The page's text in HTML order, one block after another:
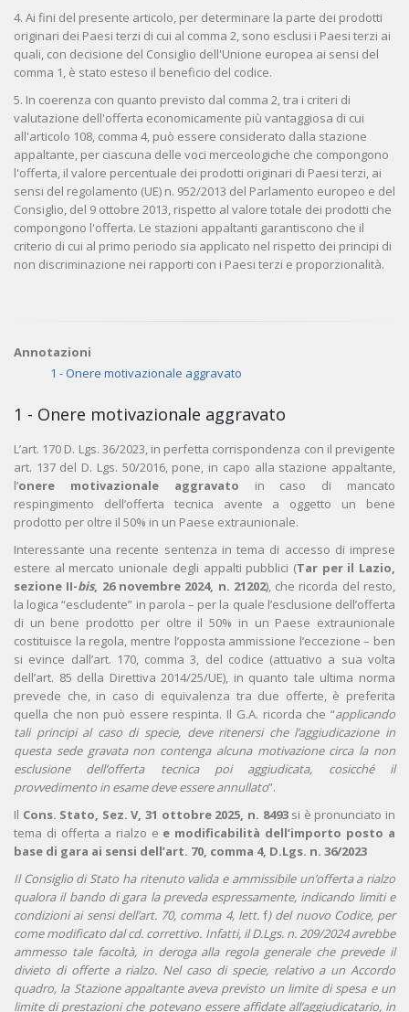
4. Ai fini del presente articolo, per determinare la parte dei prodotti
originari dei Paesi terzi di cui al comma 2, sono esclusi i Paesi terzi ai
quali, con decisione del Consiglio dell'Unione europea ai sensi del
comma 1, è stato esteso il beneficio del codice.
5. In coerenza con quanto previsto dal comma 2, tra i criteri di
valutazione dell'offerta economicamente più vantaggiosa di cui
all'articolo 108, comma 4, può essere considerato dalla stazione
appaltante, per ciascuna delle voci merceologiche che compongono
l'offerta, il valore percentuale dei prodotti originari di Paesi terzi, ai
sensi del regolamento (UE) n. 952/2013 del Parlamento europeo e del
Consiglio, del 9 ottobre 2013, rispetto al valore totale dei prodotti che
compongono l'offerta. Le stazioni appaltanti garantiscono che il
criterio di cui al primo periodo sia applicato nel rispetto dei principi di
non discriminazione nei rapporti con i Paesi terzi e proporzionalità.
Annotazioni
1 - Onere motivazionale aggravato
1 - Onere motivazionale aggravato
L’art. 170 D. Lgs. 36/2023, in perfetta corrispondenza con il previgente
art. 137 del D. Lgs. 50/2016, pone, in capo alla stazione appaltante,
l’onere motivazionale aggravato in caso di mancato
respingimento dell’offerta tecnica avente a oggetto un bene
prodotto per oltre il 50% in un Paese extraunionale.
Interessante una recente sentenza in tema di accesso di imprese
estere al mercato unionale degli appalti pubblici (Tar per il Lazio,
sezione II-bis, 26 novembre 2024, n. 21202), che ricorda del resto,
la logica “escludente” in parola – per la quale l’esclusione dell’offerta
di un bene prodotto per oltre il 50% in un Paese extraunionale
costituisce la regola, mentre l’opposta ammissione l’eccezione – ben
si evince dall’art. 170, comma 3, del codice (attuativo a sua volta
dell’art. 85 della Direttiva 2014/25/UE), in quanto tale ultima norma
prevede che, in caso di equivalenza tra due offerte, è preferita
quella che non può essere respinta. Il G.A. ricorda che “applicando
tali principi al caso di specie, deve ritenersi che l’aggiudicazione in
questa sede gravata non contenga alcuna motivazione circa la non
esclusione dell’offerta tecnica poi aggiudicata, cosicché il
provvedimento in esame deve essere annullato”.
Il Cons. Stato, Sez. V, 31 ottobre 2025, n. 8493 si è pronunciato in
tema di offerta a rialzo e e modificabilità dell’importo posto a
base di gara ai sensi dell’art. 70, comma 4, D.Lgs. n. 36/2023
Il Consiglio di Stato ha ritenuto valida e ammissibile un’offerta a rialzo
qualora il bando di gara la preveda espressamente, indicando limiti e
condizioni ai sensi dell’art. 70, comma 4, lett. f) del nuovo Codice, per
come modificato dal cd. correttivo. Infatti, il D.Lgs. n. 209/2024 avrebbe
ammesso tale facoltà, in deroga alla regola generale che prevede il
divieto di offerte a rialzo. Nel caso di specie, relativo a un Accordo
quadro, la Stazione appaltante aveva previsto un limite di spesa e un
limite di prestazioni che potevano essere affidate all’aggiudicatario, in